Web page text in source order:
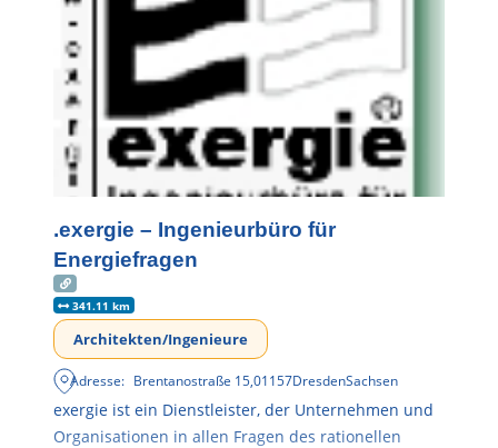
.exergie – Ingenieurbüro für
Energiefragen
341.11 km
Architekten/Ingenieure
Adresse: Brentanostraße 15,01157DresdenSachsen
exergie ist ein Dienstleister, der Unternehmen und
Organisationen in allen Fragen des rationellen